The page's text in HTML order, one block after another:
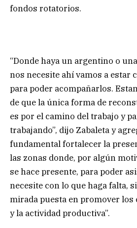
fondos rotatorios.
“Donde haya un argentino o
nos necesite ahí vamos a estar
para poder acompañarlos.
de que la única forma de
es por el camino del trabajo y
trabajando”, dijo Zabaleta y
fundamental fortalecer la
las zonas donde, por algún
se hace presente, para poder
necesite con lo que haga falta,
mirada puesta en promover
y la actividad productiva”.